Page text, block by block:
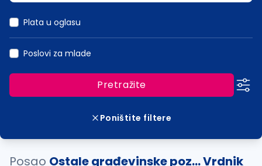
Plata u oglasu
Poslovi za mlade
Pretražite
Poništite filtere
Posao Ostale građevinske poz... Vrdnik